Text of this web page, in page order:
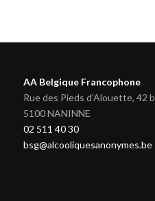
AA Belgique Francophone
Rue des Pieds d'Alouette, 42 b
5100 NANINNE
02 511 40 30
bsg@alcooliquesanonymes.be